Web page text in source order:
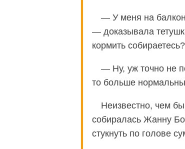
— У меня на
— доказывала
кормить собираетесь?
— Ну, уж точно не
то больше
Неизвестно, чем
собиралась Жанну
стукнуть по голове